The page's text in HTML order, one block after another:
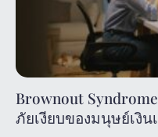
Brownout
ภัยเงียบของมนุษย์เงิน